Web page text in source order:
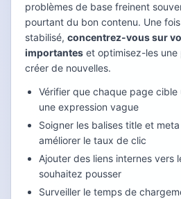
problèmes de base freinent
pourtant du bon contenu. Une
stabilisé, concentrez-vous sur
importantes et optimisez-les
créer de nouvelles.
Vérifier que chaque page
une expression vague
Soigner les balises title et
améliorer le taux de clic
Ajouter des liens internes vers
souhaitez pousser
Surveiller le temps de